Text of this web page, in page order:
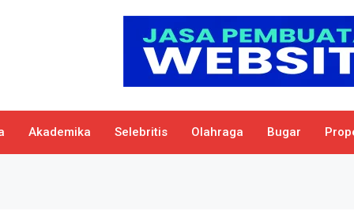
Akademika Selebritis Olahraga Bugar